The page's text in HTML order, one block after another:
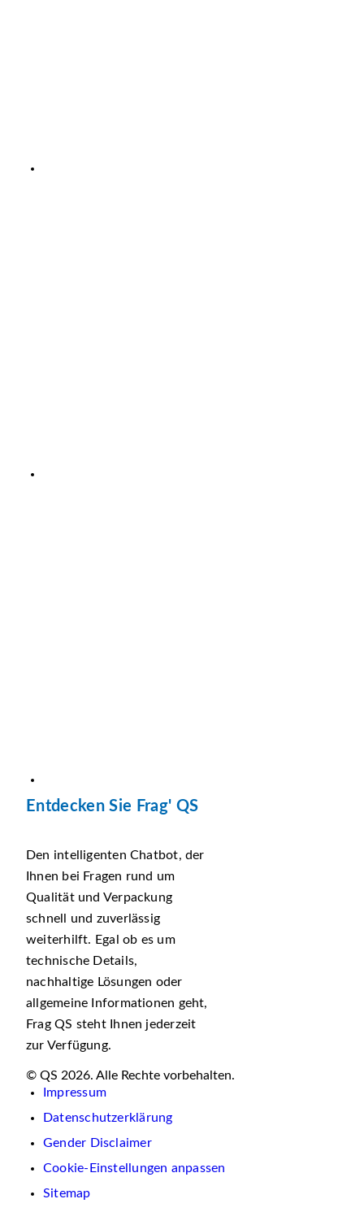
Entdecken Sie Frag' QS
Den intelligenten Chatbot, der
Ihnen bei Fragen rund um
Qualität und Verpackung
schnell und zuverlässig
weiterhilft. Egal ob es um
technische Details,
nachhaltige Lösungen oder
allgemeine Informationen geht,
Frag QS steht Ihnen jederzeit
zur Verfügung.
© QS 2026. Alle Rechte vorbehalten.
Impressum
Datenschutzerklärung
Gender Disclaimer
Cookie-Einstellungen anpassen
Sitemap